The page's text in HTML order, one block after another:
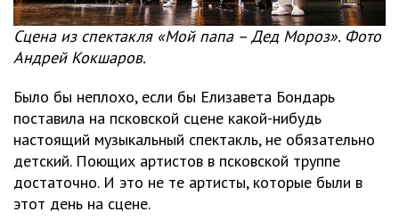
Сцена из спектакля «Мой папа – Дед Мороз». Фото
Андрей Кокшаров.
Было бы неплохо, если бы Елизавета Бондарь
поставила на псковской сцене какой-нибудь
настоящий музыкальный спектакль, не обязательно
детский. Поющих артистов в псковской труппе
достаточно. И это не те артисты, которые были в
этот день на сцене.